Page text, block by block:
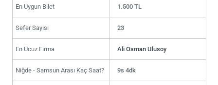
En Uygun Bilet 1.500 TL
Sefer Sayısı 23
En Ucuz Firma Ali Osman Ulusoy
Niğde - Samsun Arası Kaç Saat? 9s 4dk